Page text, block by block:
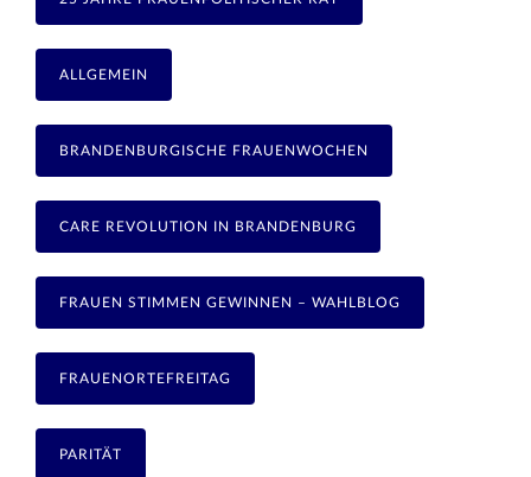
ALLGEMEIN
BRANDENBURGISCHE FRAUENWOCHEN
CARE REVOLUTION IN BRANDENBURG
FRAUEN STIMMEN GEWINNEN – WAHLBLOG
FRAUENORTEFREITAG
PARITÄT